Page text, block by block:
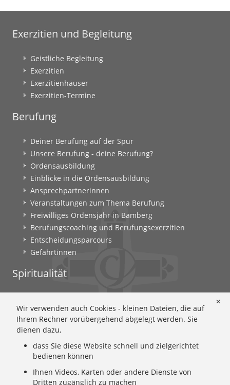
Exerzitien und Begleitung
Geistliche Begleitung
Exerzitien
Exerzitienhäuser
Exerzitien-Termine
Berufung
Deiner Berufung auf der Spur
Unsere Berufung - deine Berufung?
Ordensausbildung
Einblicke in die Ordensausbildung
Ansprechpartnerinnen
Veranstaltungen zum Thema Berufung
Freiwilliges Ordensjahr in Bamberg
Berufungscoaching und Berufungsexerzitien
Entscheidungsparcours
Gefährtinnen
Spiritualität
Ignatianisch beten: Wie geht das? Eine Anleitung
Ignatianisch und weiblich: Mary Wards Spiritualität
Mary-Ward: Geschichte und Texte im Überblick
Mary Ward 400: Mary Wards erster Weg nach Rom
Spirituelle Impulse
Zeitschrift: Spiritualität konkret
✕
Wir verwenden auch Cookies - kleinen Dateien, die auf
Ihrem Rechner vorübergehend abgelegt werden. Sie
dienen dazu,
dass Sie diese Website schnell und zielgerichtet
bedienen können
Ihnen Videos, Karten oder andere Dienste von
Dritten zugänglich zu machen